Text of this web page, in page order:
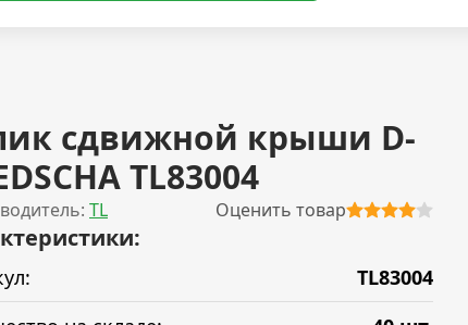
сдвижной крыши D-
TL83004
TL Оценить товар
TL83004